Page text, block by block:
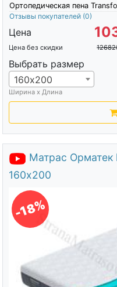
Ортопедическая пена
Отзывы покупателей (0)
Цена
Цена без скидки
Выбрать размер
160х200
Ширина х Длина
Матрас Орматек
160х200
-18%